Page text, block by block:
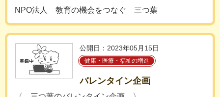
NPO法人 教育の機会をつなぐ 三つ葉
公開日：2023年05月15日
健康・医療・福祉の増進
バレンタイン企画